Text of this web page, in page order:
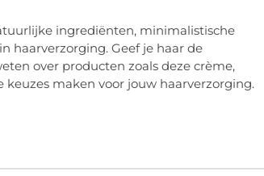
ingrediënten, minimalistische
haarverzorging. Geef je haar de
over producten zoals deze crème,
maken voor jouw haarverzorging.